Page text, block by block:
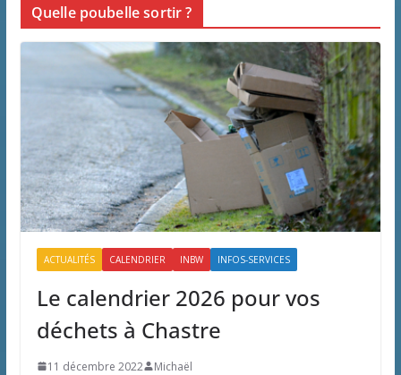
Quelle poubelle sortir ?
ACTUALITÉS CALENDRIER INBW INFOS-SERVICES
Le calendrier 2026 pour vos
déchets à Chastre
11 décembre 2022 Michaël